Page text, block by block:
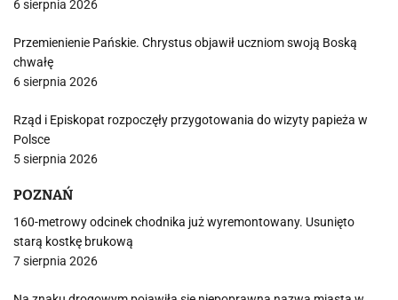
6 sierpnia 2026
Przemienienie Pańskie. Chrystus objawił uczniom swoją Boską
chwałę
6 sierpnia 2026
Rząd i Episkopat rozpoczęły przygotowania do wizyty papieża w
Polsce
5 sierpnia 2026
POZNAŃ
160-metrowy odcinek chodnika już wyremontowany. Usunięto
starą kostkę brukową
7 sierpnia 2026